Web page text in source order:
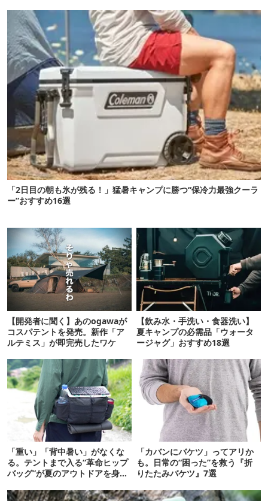
「2日目の朝も氷が残る！」猛暑キャンプに勝つ“保冷力最強クーラ
ー”おすすめ16選
【開発者に聞く】あのogawaが
コスパテントを発売。新作「ア
ルテミス」が即完売したワケ
【飲み水・手洗い・食器洗い】
夏キャンプの必需品「ウォータ
ージャグ」おすすめ18選
「重い」「背中暑い」がなくな
る。テントまで入る“革命ヒップ
バッグ”が夏のアウトドアを身軽
「カバンにバケツ」ってアリか
も。日常の“困った”を救う『折
りたたみバケツ』7選